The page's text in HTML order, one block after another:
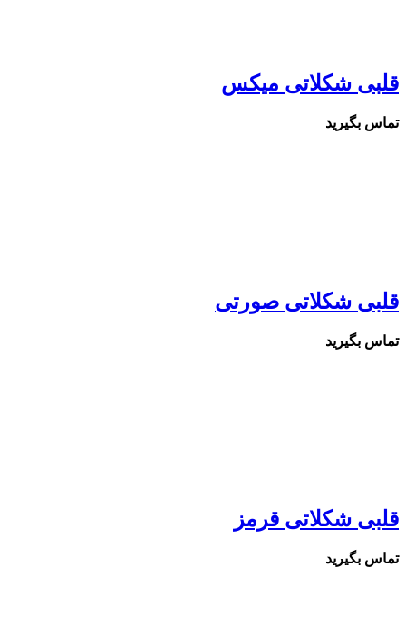
قلبی شکلاتی میکس
تماس بگیرید
قلبی شکلاتی صورتی
تماس بگیرید
قلبی شکلاتی قرمز
تماس بگیرید